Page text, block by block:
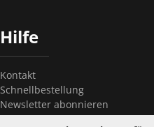
Hilfe
Kontakt
Schnellbestellung
Newsletter abonnieren
Newsletter kündigen